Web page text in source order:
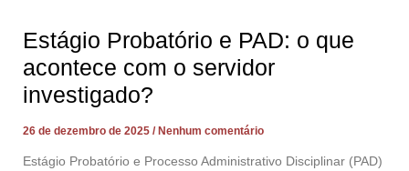
Estágio Probatório e PAD: o que
acontece com o servidor
investigado?
26 de dezembro de 2025 Nenhum comentário
Estágio Probatório e Processo Administrativo Disciplinar (PAD)